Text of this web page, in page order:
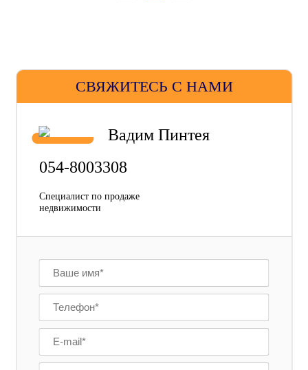
СВЯЖИТЕСЬ С НАМИ
Вадим Пинтея
054-8003308
Специалист по продаже
недвижимости